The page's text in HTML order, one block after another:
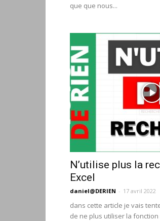
que que nous...
N’utilise plus la
Excel
daniel@DERIEN - 17 avril 2022
dans cette article je vais
de ne plus utiliser la fonction